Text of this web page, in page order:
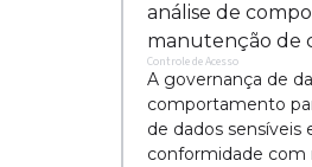
análise de
manutenção de
Controle de Acesso
A governança de
comportamento
de dados sensíveis
conformidade com